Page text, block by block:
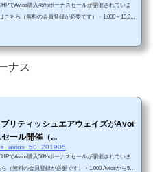
でAvios購入45%ボーナスセールが開催されていま
こちら（無料の会員登録が必要です）・1,000～15,000
5月）と比較して円高が進んでいるため、単価が若干
8月19日午前8時まで・200,000 Aviosまで購入可能（4
ナス
ブリティッシュエアウェイズがAvoi
ール開催（...
でAvios購入50%ボーナスセールが開催されていま
（無料の会員登録が必要です）・1,000 Aviosから5